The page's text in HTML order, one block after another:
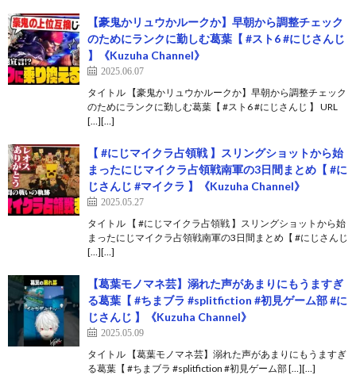
【豪鬼かリュウかルークか】早朝から調整チェック
のためにランクに勤しむ葛葉【 #スト6 #にじさんじ
】《Kuzuha Channel》
2025.06.07
タイトル 【豪鬼かリュウかルークか】早朝から調整チェック
のためにランクに勤しむ葛葉【 #スト6 #にじさんじ 】 URL
[…][…]
【 #にじマイクラ占領戦 】スリングショットから始
まったにじマイクラ占領戦南軍の3日間まとめ【 #に
じさんじ #マイクラ 】《Kuzuha Channel》
2025.05.27
タイトル 【 #にじマイクラ占領戦 】スリングショットから始
まったにじマイクラ占領戦南軍の3日間まとめ【 #にじさんじ
[…][…]
【葛葉モノマネ芸】溺れた声があまりにもうますぎ
る葛葉【 #ちまブラ #splitfiction #初見ゲーム部 #に
じさんじ 】《Kuzuha Channel》
2025.05.09
タイトル 【葛葉モノマネ芸】溺れた声があまりにもうますぎ
る葛葉【 #ちまブラ #splitfiction #初見ゲーム部 […][…]